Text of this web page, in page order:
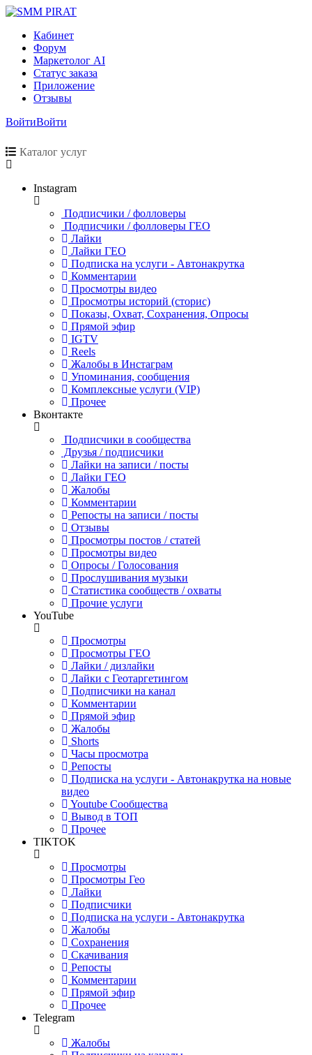
Кабинет
Форум
Маркетолог AI
Статус заказа
Приложение
Отзывы
ВойтиВойти
Каталог услуг
Instagram
Подписчики / фолловеры
Подписчики / фолловеры ГЕО
Лайки
Лайки ГЕО
Подписка на услуги - Автонакрутка
Комментарии
Просмотры видео
Просмотры историй (сторис)
Показы, Охват, Сохранения, Опросы
Прямой эфир
IGTV
Reels
Жалобы в Инстаграм
Упоминания, сообщения
Комплексные услуги (VIP)
Прочее
Вконтакте
Подписчики в сообщества
Друзья / подписчики
Лайки на записи / посты
Лайки ГЕО
Жалобы
Комментарии
Репосты на записи / посты
Отзывы
Просмотры постов / статей
Просмотры видео
Опросы / Голосования
Прослушивания музыки
Статистика сообществ / охваты
Прочие услуги
YouTube
Просмотры
Просмотры ГЕО
Лайки / дизлайки
Лайки с Геотаргетингом
Подписчики на канал
Комментарии
Прямой эфир
Жалобы
Shorts
Часы просмотра
Репосты
Подписка на услуги - Автонакрутка на новые
видео
Youtube Сообщества
Вывод в ТОП
Прочее
TIKTOK
Просмотры
Просмотры Гео
Лайки
Подписчики
Подписка на услуги - Автонакрутка
Жалобы
Сохранения
Скачивания
Репосты
Комментарии
Прямой эфир
Прочее
Telegram
Жалобы